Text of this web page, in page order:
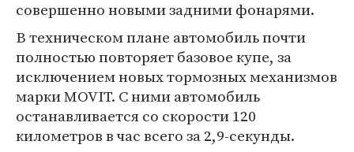
совершенно новыми задними фонарями.
В техническом плане автомобиль почти
полностью повторяет базовое купе, за
исключением новых тормозных механизмов
марки MOVIT. С ними автомобиль
останавливается со скорости 120
километров в час всего за 2,9-секунды.